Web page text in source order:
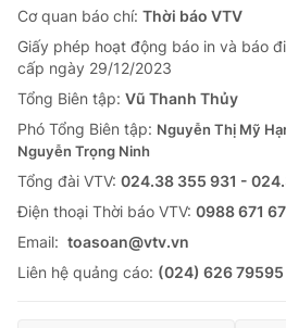
Cơ quan báo chí: Thời báo VTV
Giấy phép hoạt động báo in và báo
cấp ngày 29/12/2023
Tổng Biên tập: Vũ Thanh Thủy
Phó Tổng Biên tập: Nguyễn Thị Mỹ
Nguyễn Trọng Ninh
Tổng đài VTV: 024.38 355 931 -
Ðiện thoại Thời báo VTV: 0988 671
Email: toasoan@vtv.vn
Liên hệ quảng cáo: (024) 626 79595